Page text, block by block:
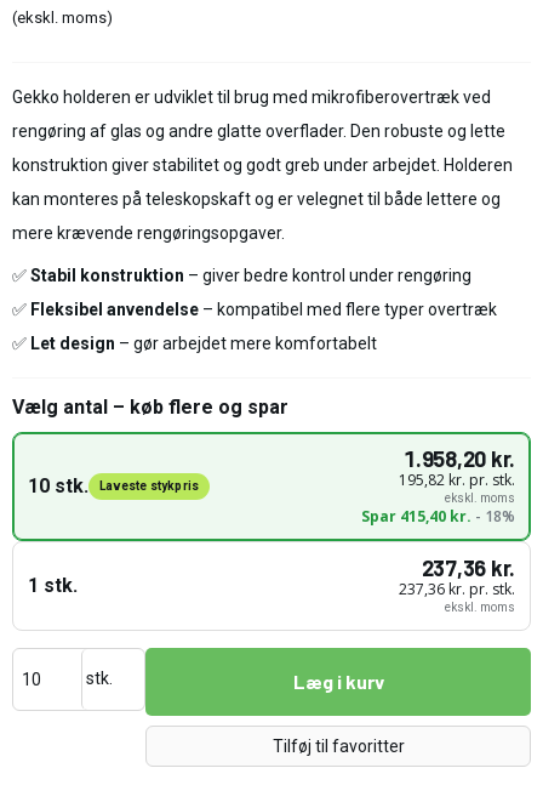
(ekskl. moms)
Gekko holderen er udviklet til brug med mikrofiberovertræk ved
rengøring af glas og andre glatte overflader. Den robuste og lette
konstruktion giver stabilitet og godt greb under arbejdet. Holderen
kan monteres på teleskopskaft og er velegnet til både lettere og
mere krævende rengøringsopgaver.
✅Stabil konstruktion – giver bedre kontrol under rengøring
✅ Fleksibel anvendelse – kompatibel med flere typer overtræk
✅ Let design – gør arbejdet mere komfortabelt
Vælg antal – køb flere og spar
10 stk. Laveste stykpris
1.958,20 kr.
195,82 kr. pr. stk.
ekskl. moms
Spar 415,40 kr. - 18%
1 stk.
237,36 kr.
237,36 kr. pr. stk.
ekskl. moms
stk. Læg i kurv
Tilføj til favoritter